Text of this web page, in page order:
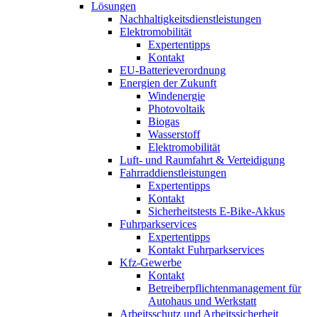
Lösungen
Nachhaltigkeitsdienstleistungen
Elektromobilität
Expertentipps
Kontakt
EU-Batterieverordnung
Energien der Zukunft
Windenergie
Photovoltaik
Biogas
Wasserstoff
Elektromobilität
Luft- und Raumfahrt & Verteidigung
Fahrraddienstleistungen
Expertentipps
Kontakt
Sicherheitstests E-Bike-Akkus
Fuhrparkservices
Expertentipps
Kontakt Fuhrparkservices
Kfz-Gewerbe
Kontakt
Betreiberpflichtenmanagement für
Autohaus und Werkstatt
Arbeitsschutz und Arbeitssicherheit